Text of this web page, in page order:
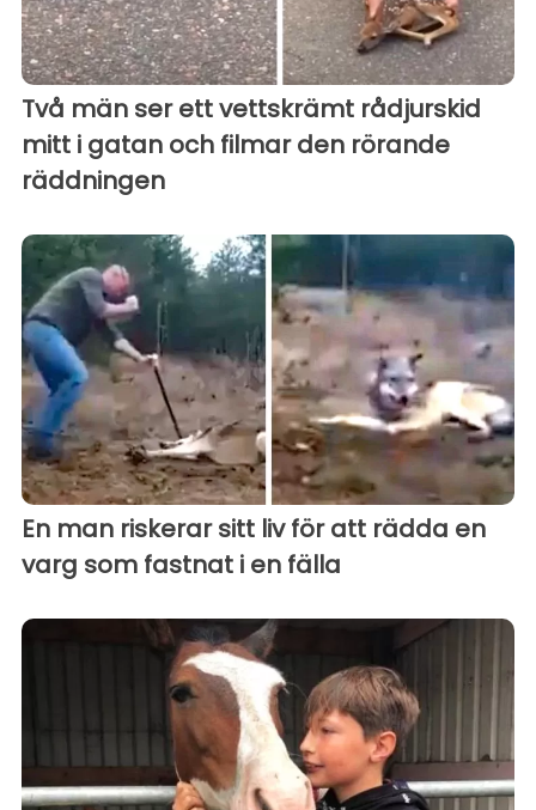
Två män ser ett vettskrämt rådjurskid
mitt i gatan och filmar den rörande
räddningen
En man riskerar sitt liv för att rädda en
varg som fastnat i en fälla